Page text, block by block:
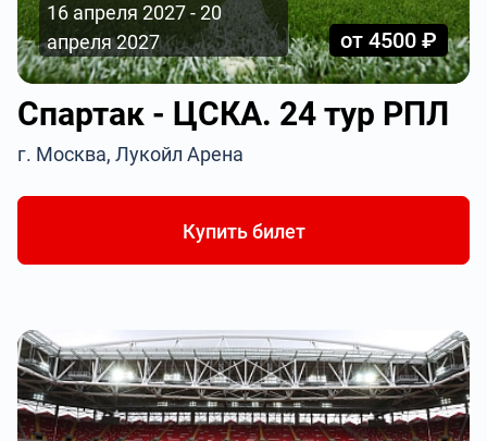
16 апреля 2027 - 20
апреля 2027
от 4500 ₽
Спартак - ЦСКА. 24 тур РПЛ
г. Москва, Лукойл Арена
Купить билет